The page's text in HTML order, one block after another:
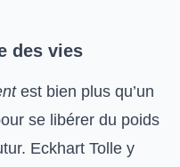
des vies
est bien plus qu’un
se libérer du poids
Eckhart Tolle y